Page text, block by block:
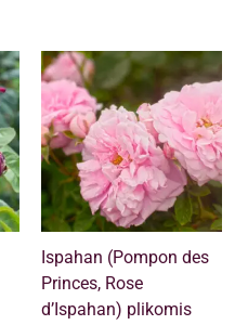
Ispahan (Pompon des
Princes, Rose
d’Ispahan) plikomis